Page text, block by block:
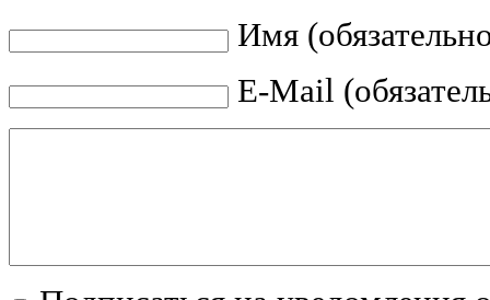
Имя
E-Mail